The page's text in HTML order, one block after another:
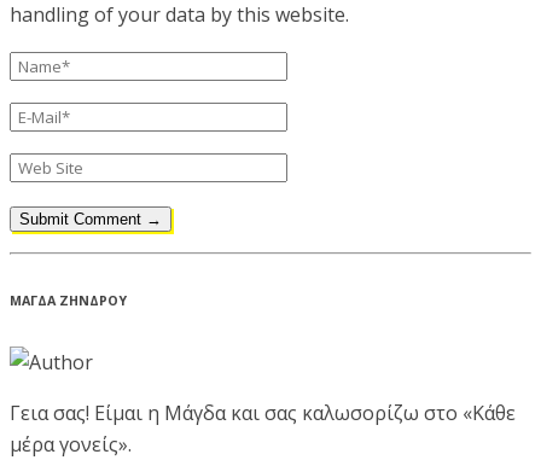
handling of your data by this website.
ΜΑΓΔΑ ΖΗΝΔΡΟΥ
Γεια σας! Είμαι η Μάγδα και σας καλωσορίζω στο «Κάθε
μέρα γονείς».